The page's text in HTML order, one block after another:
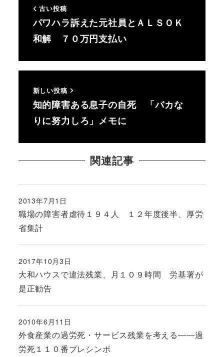
古い投稿
パワハラ訴えた元社員とＡＬＳＯＫ
和解 ７０万円支払い
新しい投稿
知的障害ある息子の自死 「バカな
りに努力しろ」メモに
関連記事
職場の障害者虐待１９４人 １２年度後半、厚労
省集計
投稿日
2013年7月1日
大和ハウスで違法残業、月１０９時間 労基署が
是正勧告
投稿日
2017年10月3日
外食産業の過労死・サービス残業を考える――過
労死１１０番プレシンポ
投稿日
2010年6月11日